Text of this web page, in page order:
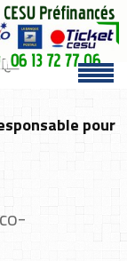
pour